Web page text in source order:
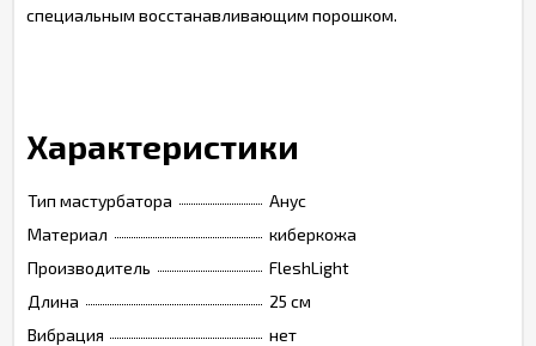
специальным восстанавливающим порошком.
Характеристики
Тип мастурбатора
Анус
Материал
киберкожа
Производитель
FleshLight
Длина
25 см
Вибрация
нет